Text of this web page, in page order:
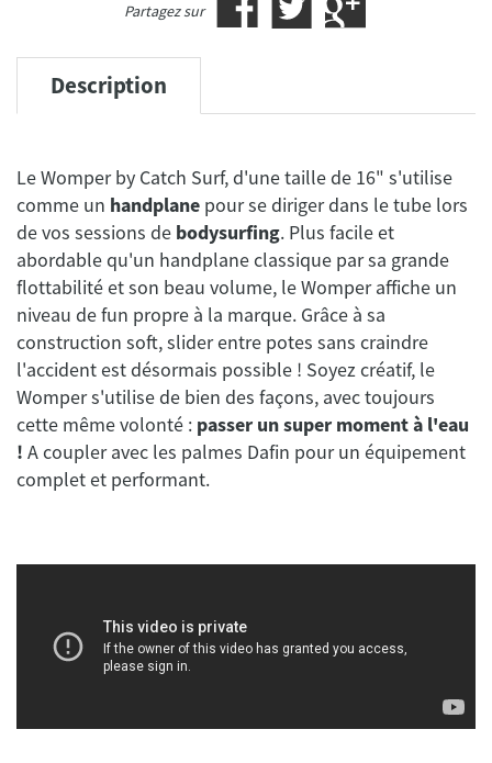
Partagez sur
Description
Le Womper by Catch Surf, d'une taille de 16" s'utilise
comme un handplane pour se diriger dans le tube lors
de vos sessions de bodysurfing. Plus facile et
abordable qu'un handplane classique par sa grande
flottabilité et son beau volume, le Womper affiche un
niveau de fun propre à la marque. Grâce à sa
construction soft, slider entre potes sans craindre
l'accident est désormais possible ! Soyez créatif, le
Womper s'utilise de bien des façons, avec toujours
cette même volonté : passer un super moment à l'eau
! A coupler avec les palmes Dafin pour un équipement
complet et performant.